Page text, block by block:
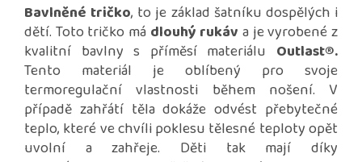
Bavlněné tričko, to je základ šatníku dospělých i
dětí. Toto tričko má dlouhý rukáv a je vyrobené z
kvalitní bavlny s příměsí materiálu Outlast®.
Tento materiál je oblíbený pro svoje
termoregulační vlastnosti během nošení. V
případě zahřátí těla dokáže odvést přebytečné
teplo, které ve chvíli poklesu tělesné teploty opět
uvolní a zahřeje. Děti tak mají díky